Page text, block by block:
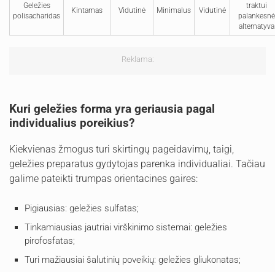
Geležies
polisacharidas
Kintamas Vidutinė Minimalus Vidutinė
traktui
palankesnė
alternatyva
Reklama:
Kuri geležies forma yra geriausia pagal
individualius poreikius?
Kiekvienas žmogus turi skirtingų pageidavimų, taigi,
geležies preparatus gydytojas parenka individualiai. Tačiau
galime pateikti trumpas orientacines gaires:
Pigiausias: geležies sulfatas;
Tinkamiausias jautriai virškinimo sistemai: geležies
pirofosfatas;
Turi mažiausiai šalutinių poveikių: geležies gliukonatas;